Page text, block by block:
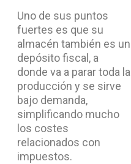
Uno de sus puntos
fuertes es que su
almacén también es un
depósito fiscal, a
donde va a parar toda la
producción y se sirve
bajo demanda,
simplificando mucho
los costes
relacionados con
impuestos.